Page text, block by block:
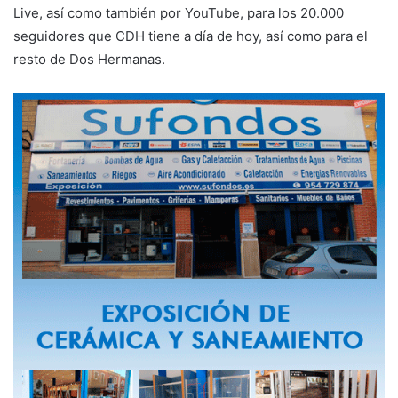
Live, así como también por YouTube, para los 20.000
seguidores que CDH tiene a día de hoy, así como para el
resto de Dos Hermanas.